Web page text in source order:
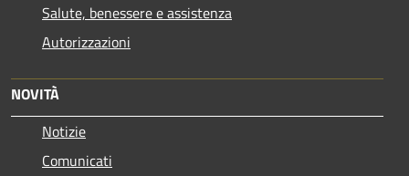
Salute, benessere e assistenza
Autorizzazioni
NOVITÀ
Notizie
Comunicati